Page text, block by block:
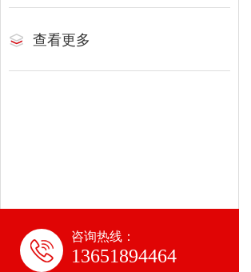
查看更多
咨询热线：
13651894464